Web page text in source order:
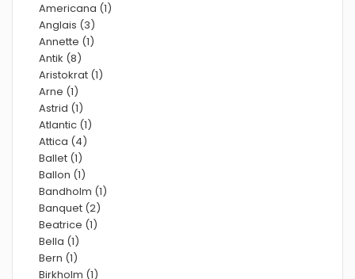
Americana (1)
Anglais (3)
Annette (1)
Antik (8)
Aristokrat (1)
Arne (1)
Astrid (1)
Atlantic (1)
Attica (4)
Ballet (1)
Ballon (1)
Bandholm (1)
Banquet (2)
Beatrice (1)
Bella (1)
Bern (1)
Birkholm (1)